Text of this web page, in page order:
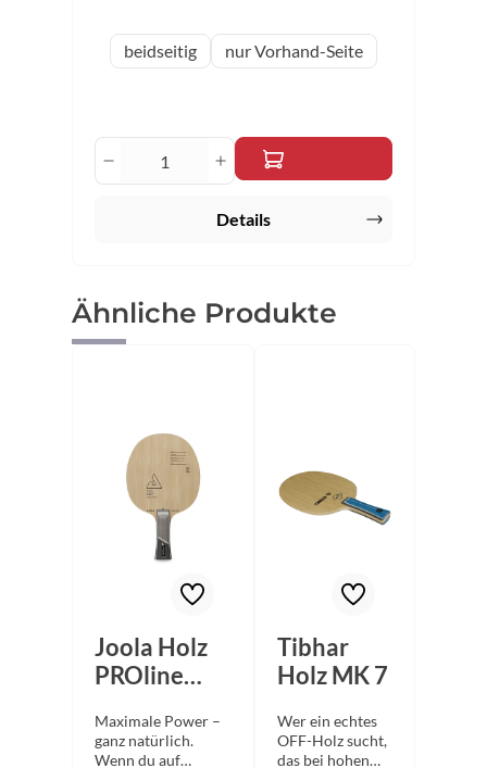
Varianteauswählen
beidseitig nur Vorhand-Seite
Produkt Anzahl: Gib den
Details
Produktgalerie überspringen
Ähnliche Produkte
Joola Holz
PROline
Maximale Power –
ganz natürlich.
Wenn du auf
Tibhar
Holz MK 7
Wer ein echtes
OFF-Holz sucht,
das bei hohen